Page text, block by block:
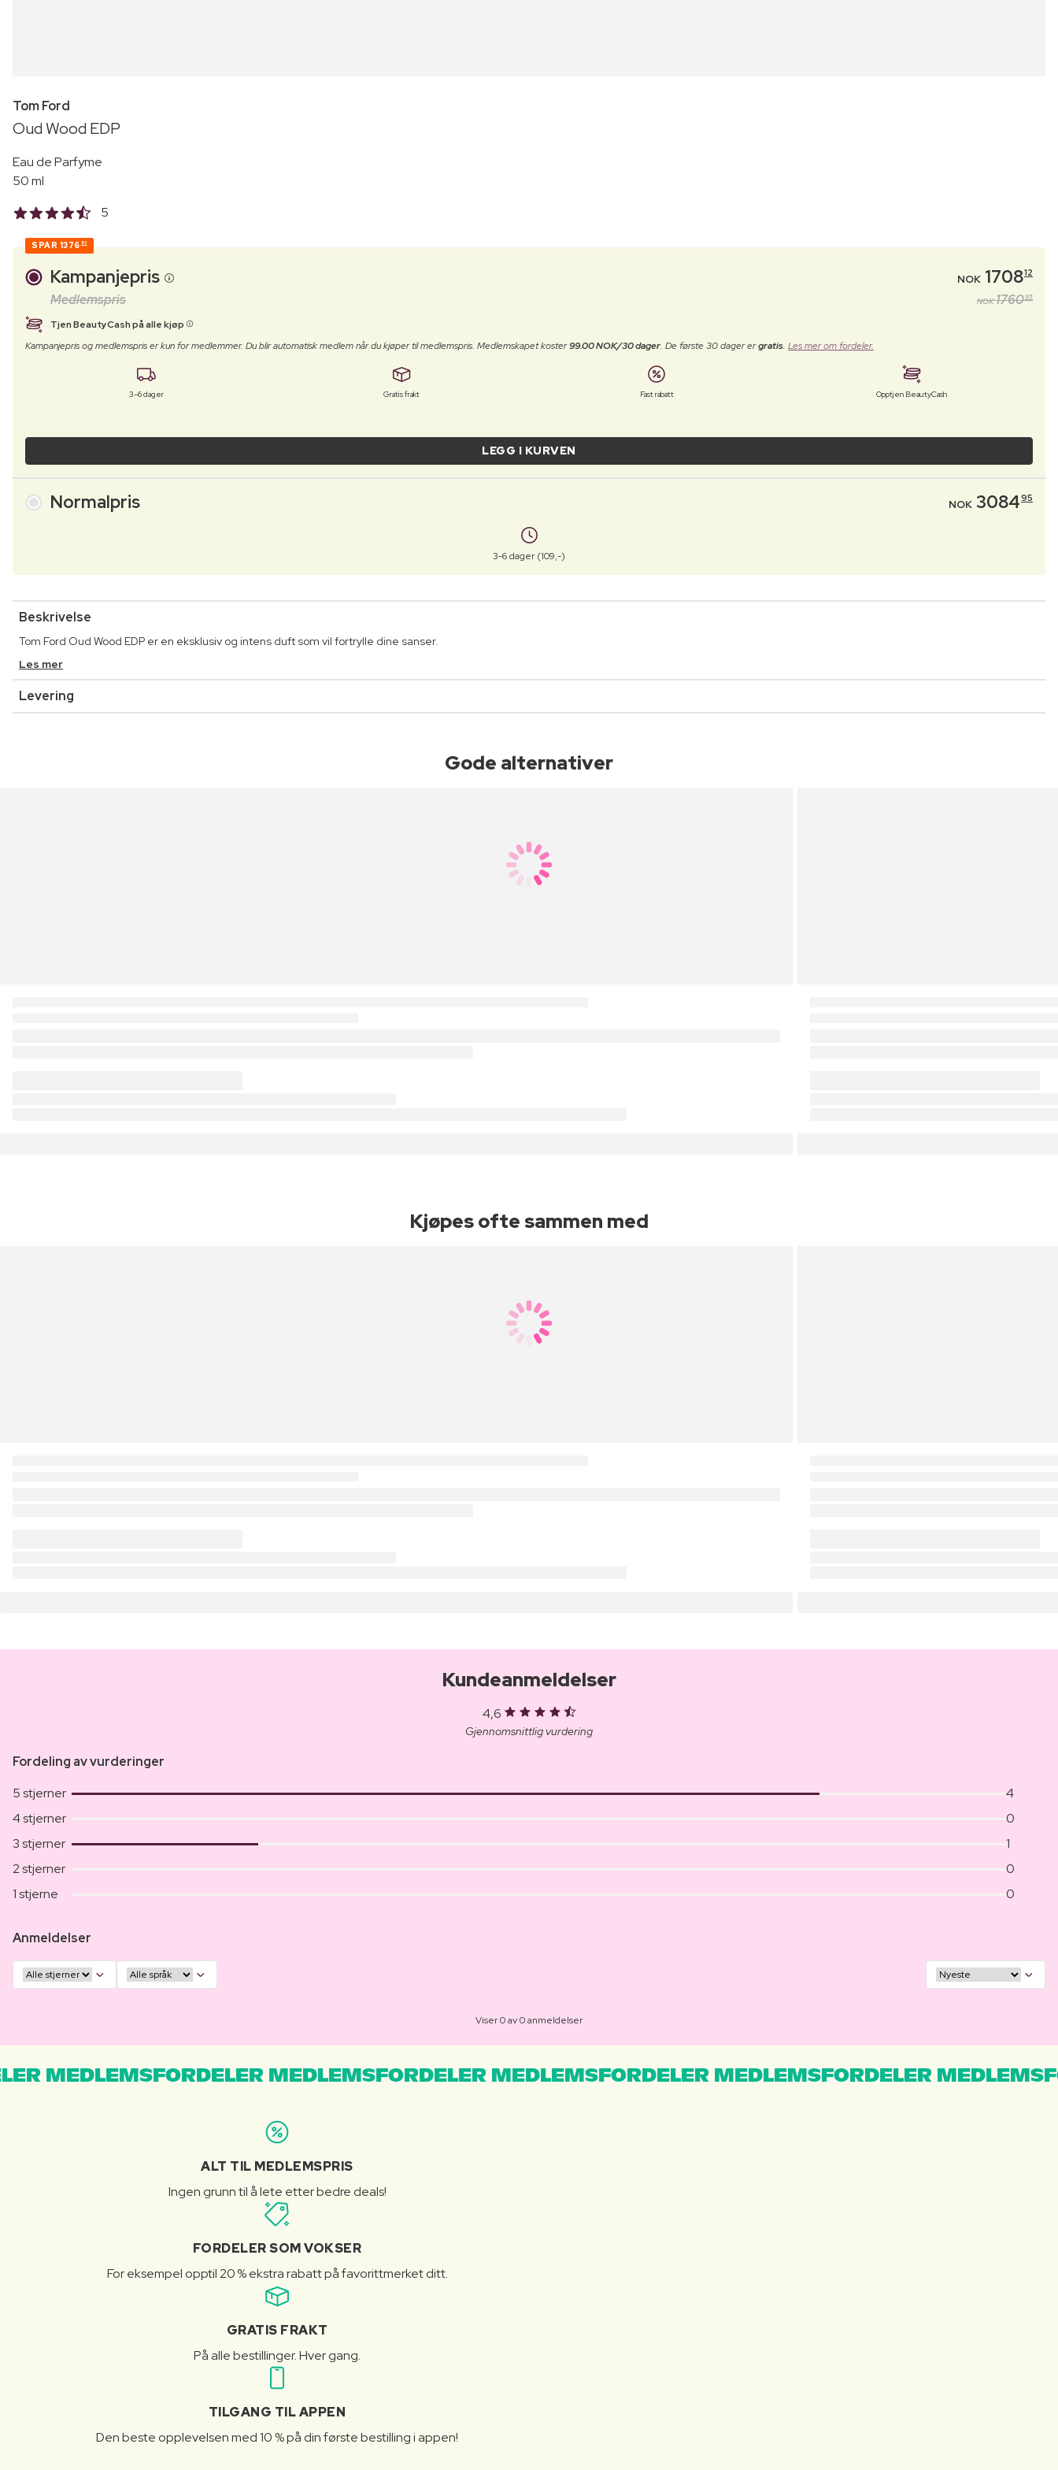
Tom Ford
Oud Wood EDP
Eau de Parfyme
50 ml
5
SPAR 1376 83
Kampanjepris NOK 170812
Medlemspris NOK 176095
Tjen BeautyCash på alle kjøp
Kampanjepris og medlemspris er kun for medlemmer. Du blir automatisk medlem når du kjøper til medlemspris. Medlemskapet koster99.00 NOK/30 dager. De første 30 dager ergratis. Les mer om fordeler.
3–6 dager Gratis frakt Fast rabatt Opptjen BeautyCash
LEGG I KURVEN
Normalpris NOK 308495
3-6 dager (109,-)
Beskrivelse
Tom Ford Oud Wood EDP er en eksklusiv og intens duft som vil fortrylle dine sanser.
Les mer
Levering
Gode alternativer
Kjøpes ofte sammen med
Kundeanmeldelser
4,6
Gjennomsnittlig vurdering
Fordeling av vurderinger
5 stjerner
4
4 stjerner
0
3 stjerner
1
2 stjerner
0
1 stjerne
0
Anmeldelser
Viser 0 av 0 anmeldelser
MEDLEMSFORDELER MEDLEMSFORDELER MEDLEMSFORDELER MEDLEMSFORDELER
ALT TIL MEDLEMSPRIS
Ingen grunn til å lete etter bedre deals!
FORDELER SOM VOKSER
For eksempel opptil 20 % ekstra rabatt på favorittmerket ditt.
GRATIS FRAKT
På alle bestillinger. Hver gang.
TILGANG TIL APPEN
Den beste opplevelsen med 10 % på din første bestilling i appen!